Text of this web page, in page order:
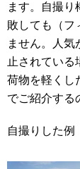
ます。自撮り
敗しても（フ
ません。人気
止されている
荷物を軽くし
でご紹介する
自撮りした例